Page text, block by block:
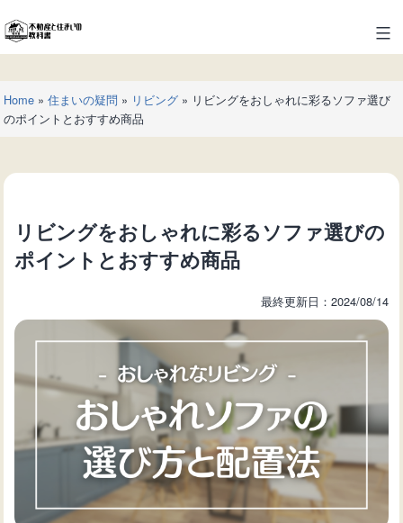
ン
テ
ツ
へ
ス
ッ
不
動
産
と
住
の
Home» 住まいの疑問 » リビング» リビングをおしゃれに彩るソファ選び
のポイントとおすすめ商品
リビングをおしゃれに彩るソファ選びの
ポイントとおすすめ商品
最終更新日：2024/08/14